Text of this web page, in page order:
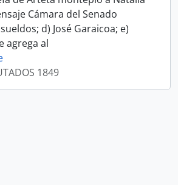
Cámara del Senado
d) José Garaicoa; e)
agrega al
1849